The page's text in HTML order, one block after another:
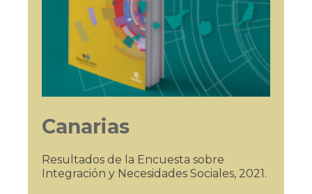
Canarias
Resultados de la Encuesta sobre
Integración y Necesidades Sociales, 2021.